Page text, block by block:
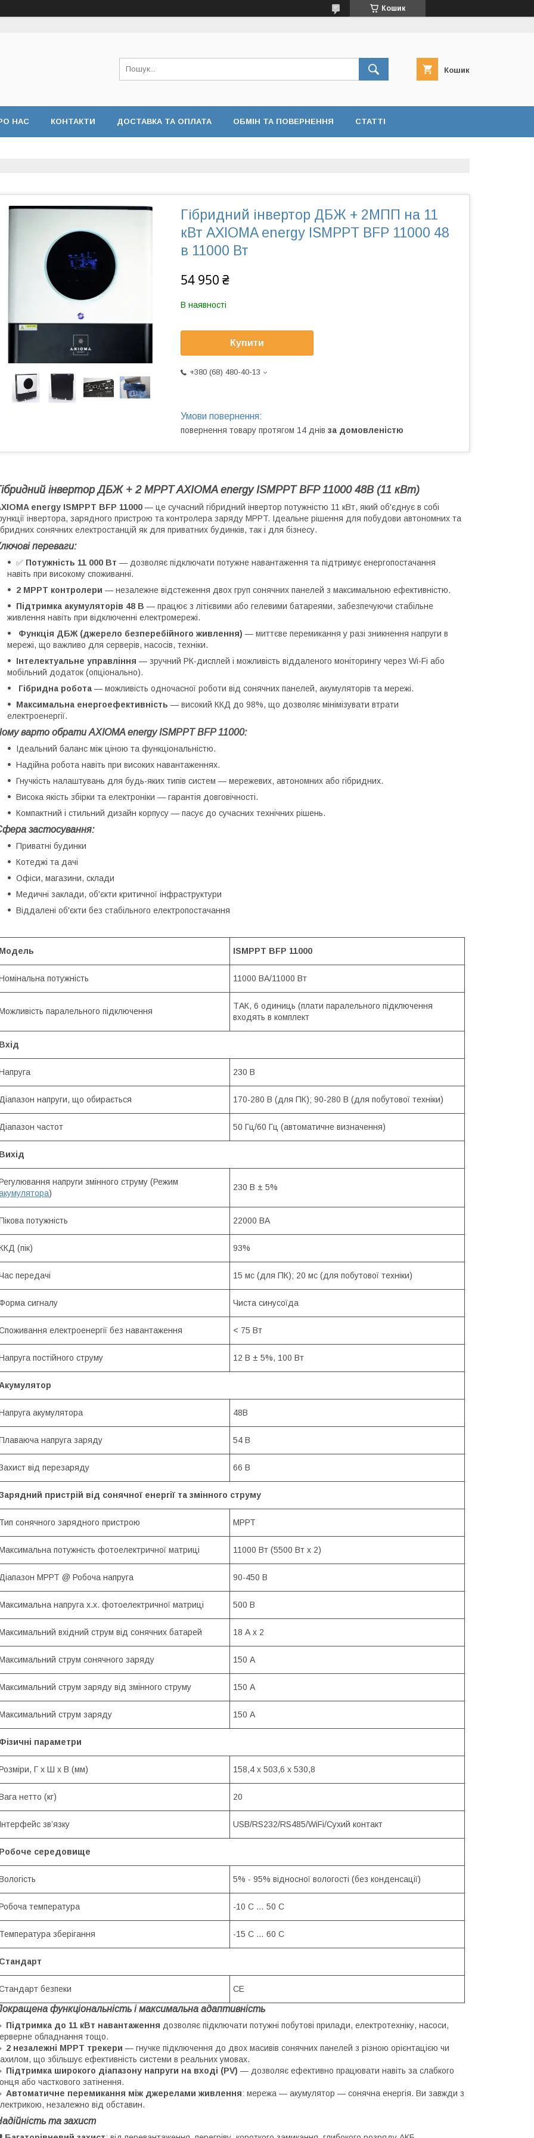
Кошик
Кошик
НАС КОНТАКТИ ДОСТАВКА ТА ОПЛАТА ОБМІН ТА ПОВЕРНЕННЯ СТАТТІ
Гібридний інвертор ДБЖ + 2МПП на 11
кВт AXIOMA energy ISMPPT BFP 11000 48
в 11000 Вт
54 950 ₴
В наявності
Купити
+380 (68) 480-40-13
повернення товару протягом 14 днів за домовленістю
інвертор ДБЖ + 2 MPPT AXIOMA energy ISMPPT BFP 11000 48В (11 кВт)
energy ISMPPT BFP 11000 — це сучасний гібридний інвертор потужністю 11 кВт, який об'єднує в собі
інвертора, зарядного пристрою та контролера заряду MPPT. Ідеальне рішення для побудови автономних та
сонячних електростанцій як для приватних будинків, так і для бізнесу.
переваги:
✅ Потужність 11 000 Вт — дозволяє підключати потужне навантаження та підтримує енергопостачання
навіть при високому споживанні.
2 MPPT контролери — незалежне відстеження двох груп сонячних панелей з максимальною ефективністю.
Підтримка акумуляторів 48 В — працює з літієвими або гелевими батареями, забезпечуючи стабільне
живлення навіть при відключенні електромережі.
Функція ДБЖ (джерело безперебійного живлення) — миттєве перемикання у разі зникнення напруги в
мережі, що важливо для серверів, насосів, техніки.
Інтелектуальне управління — зручний РК-дисплей і можливість віддаленого моніторингу через Wi-Fi або
мобільний додаток (опціонально).
Гібридна робота — можливість одночасної роботи від сонячних панелей, акумуляторів та мережі.
Максимальна енергоефективність — високий ККД до 98%, що дозволяє мінімізувати втрати
електроенергії.
варто обрати AXIOMA energy ISMPPT BFP 11000:
Ідеальний баланс між ціною та функціональністю.
Надійна робота навіть при високих навантаженнях.
Гнучкість налаштувань для будь-яких типів систем — мережевих, автономних або гібридних.
Висока якість збірки та електроніки — гарантія довговічності.
Компактний і стильний дизайн корпусу — пасує до сучасних технічних рішень.
застосування:
Приватні будинки
Котеджі та дачі
Офіси, магазини, склади
Медичні заклади, об'єкти критичної інфраструктури
Віддалені об'єкти без стабільного електропостачання
Модель ISMPPT BFP 11000
потужність 11000 ВА/11000 Вт
паралельного підключення
ТАК, 6 одиниць (плати паралельного підключення
входять в комплект
Вхід
230 В
Діапазон напруги, що обирається 170-280 В (для ПК); 90-280 В (для побутової техніки)
Діапазон частот 50 Гц/60 Гц (автоматичне визначення)
Вихід
напруги змінного струму (Режим
)
230 В ± 5%
потужність 22000 ВА
(пік) 93%
передачі 15 мс (для ПК); 20 мс (для побутової техніки)
сигналу Чиста синусоїда
електроенергії без навантаження < 75 Вт
постійного струму 12 В ± 5%, 100 Вт
акумулятора 48В
напруга заряду 54 В
від перезаряду 66 В
пристрій від сонячної енергії та змінного струму
Тип сонячного зарядного пристрою МРРТ
потужність фотоелектричної матриці 11000 Вт (5500 Вт х 2)
Діапазон МРРТ @ Робоча напруга 90-450 В
напруга х.х. фотоелектричної матриці 500 В
вхідний струм від сонячних батарей 18 А х 2
струм сонячного заряду 150 А
струм заряду від змінного струму 150 А
струм заряду 150 А
Фізичні параметри
Г х Ш х В (мм) 158,4 х 503,6 х 530,8
нетто (кг) 20
Інтерфейс зв’язку USB/RS232/RS485/WiFi/Сухий контакт
Робоче середовище
5% - 95% відносної вологості (без конденсації)
температура -10 С … 50 С
Температура зберігання -15 С … 60 С
Стандарт
безпеки СЕ
функціональність і максимальна адаптивність
Підтримка до 11 кВт навантаження дозволяє підключати потужні побутові прилади, електротехніку, насоси,
обладнання тощо.
2 незалежні MPPT трекери — гнучке підключення до двох масивів сонячних панелей з різною орієнтацією чи
що збільшує ефективність системи в реальних умовах.
Підтримка широкого діапазону напруги на вході (PV) — дозволяє ефективно працювати навіть за слабкого
або часткового затінення.
Автоматичне перемикання між джерелами живлення: мережа — акумулятор — сонячна енергія. Ви завжди з
незалежно від обставин.
та захист